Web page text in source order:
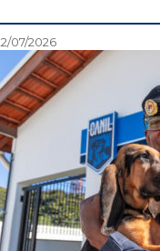
07/2026